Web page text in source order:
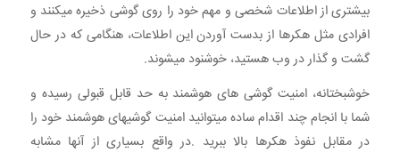
بیشتری از اطلاعات شخصی و مهم خود را روی گوشی ذخیره میکنند و
افرادی مثل هکرها از بدست آوردن این اطلاعات، هنگامی که در حال
گشت و گذار در وب هستید، خوشنود میشوند.
خوشبختانه، امنیت گوشی های هوشمند به حد قابل قبولی رسیده و
شما با انجام چند اقدام ساده میتوانید امنیت گوشیهای هوشمند خود را
در مقابل نفوذ هکرها بالا ببرید .در واقع بسیاری از آنها مشابه